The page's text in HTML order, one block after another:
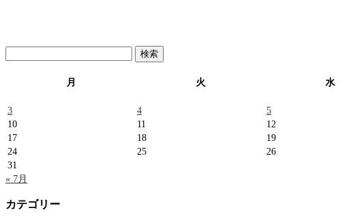
索:
月
火 水
3
4 5
10
11 12
17
18 19
24
25 26
31
« 7月
カテゴリー